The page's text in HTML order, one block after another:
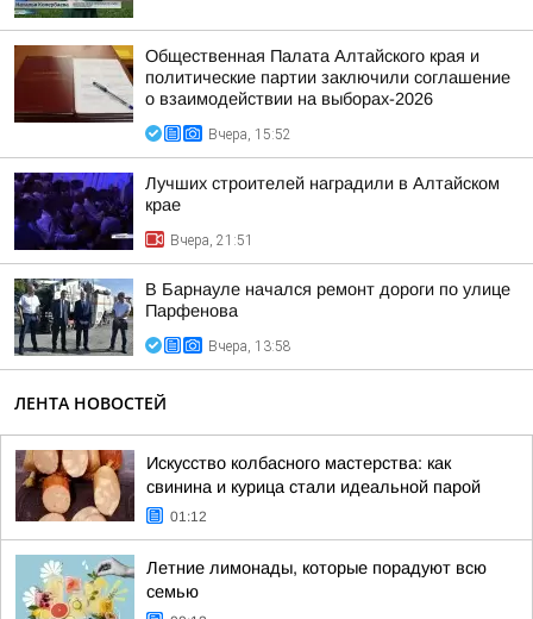
Общественная Палата Алтайского края и
политические партии заключили соглашение
о взаимодействии на выборах-2026
Вчера, 15:52
Лучших строителей наградили в Алтайском
крае
Вчера, 21:51
В Барнауле начался ремонт дороги по улице
Парфенова
Вчера, 13:58
ЛЕНТА НОВОСТЕЙ
Искусство колбасного мастерства: как
свинина и курица стали идеальной парой
01:12
Летние лимонады, которые порадуют всю
семью